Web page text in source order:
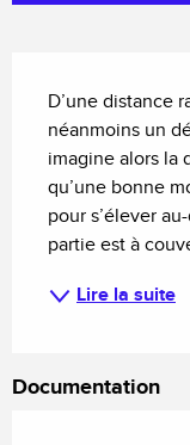
D’une distance
néanmoins un
imagine alors la
qu’une bonne
pour s’élever
partie est à
Lire la suite
Documentation